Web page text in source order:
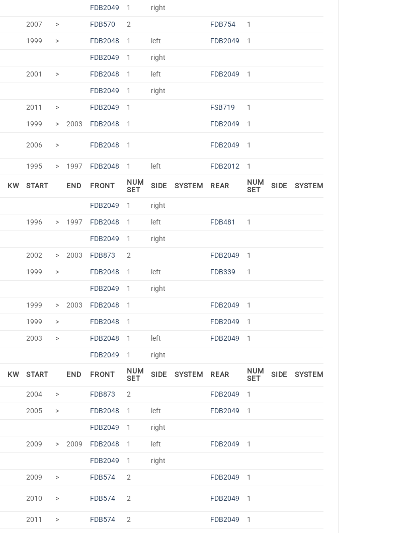
FDB2049 1
right
2007 > FDB570 2 FDB754
1
1999 > FDB2048 1 left FDB2049
1
FDB2049
1
right
2001 > FDB2048 1 left FDB2049
1
FDB2049
1
right
2011 > FDB2049 1 FSB719
1
1999 > 2003 FDB2048 1 FDB2049 1
2006 > FDB2048 1 FDB2049 1
1995 > 1997 FDB2048 1 left FDB2012 1
KW START END FRONT
NUM
SET
SIDE SYSTEM REAR
NUM
SET
SIDE SYSTEM
FDB2049 1
right
1996 > 1997 FDB2048 1 left FDB481
1
FDB2049
1
right
2002 > 2003 FDB873 2 FDB2049
1
1999 > FDB2048 1 left FDB339
1
FDB2049
1
right
1999 > 2003 FDB2048 1 FDB2049
1
1999 > FDB2048 1 FDB2049
1
2003 > FDB2048 1 left FDB2049
1
FDB2049
1 right
KW START END FRONT
NUM
SET
SIDE SYSTEM REAR
NUM
SET
SIDE SYSTEM
2004 > FDB873 2 FDB2049
1
2005 > FDB2048 1 left FDB2049
1
FDB2049
1
right
2009 > 2009 FDB2048 1 left FDB2049
1
FDB2049
1
right
2009 > FDB574 2 FDB2049 1
2010 > FDB574 2 FDB2049 1
2011 > FDB574 2 FDB2049
1